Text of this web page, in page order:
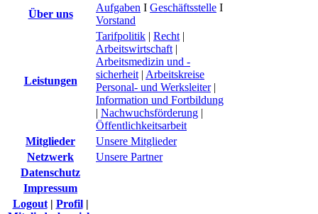
Über uns
Aufgaben I Geschäftsstelle I
Vorstand
Leistungen
Tarifpolitik | Recht |
Arbeitswirtschaft |
Arbeitsmedizin und -
sicherheit | Arbeitskreise
Personal- und Werksleiter|
Information und Fortbildung
| Nachwuchsförderung |
Öffentlichkeitsarbeit
Mitglieder
Unsere Mitglieder
Netzwerk
Unsere Partner
Datenschutz
Impressum
Logout| Profil|